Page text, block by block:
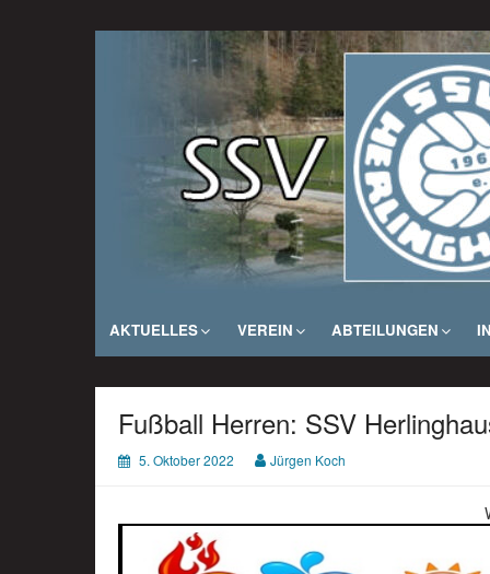
SSV Herlinghausen e. V.
AKTUELLES VEREIN ABTEILUNGEN
Fußball Herren: SSV
5. Oktober 2022 Jürgen Koch